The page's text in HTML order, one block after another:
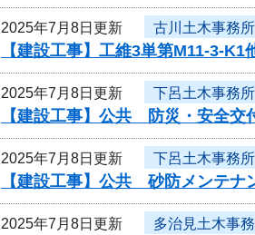
2025年7月8日更新 古川土木事務所
【建設工事】工維3単第M11-3-
2025年7月8日更新 下呂土木事務所
【建設工事】公共 防災・安全交
2025年7月8日更新 下呂土木事務所
【建設工事】公共 砂防メンテ
2025年7月8日更新 多治見土木事